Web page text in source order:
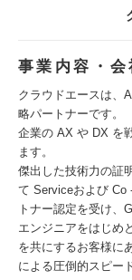
事業内容・会
クラウドエースは、
略パートナーです。
企業の AX や DX を
ます。
傑出した技術力の証
て Serviceおよび Co
トナー認定を受け、
エンジニアをはじめ
を共にするお客様に
による圧倒的スピー